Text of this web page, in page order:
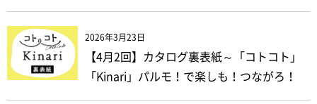
2026年3月23日
【4月2回】カタログ裏表紙～「コトコト」
「Kinari」パルモ！で楽しも！つながろ！